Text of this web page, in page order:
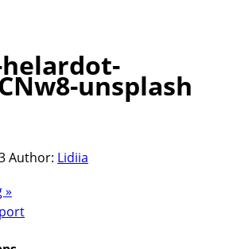
unsplash
Author: Lidiia
»